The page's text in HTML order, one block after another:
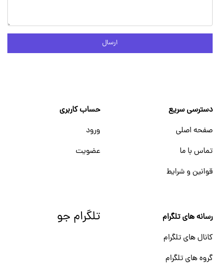
ارسال
دسترسی سریع
صفحه اصلی
تماس با ما
قوانین و شرایط
حساب کاربری
ورود
عضویت
رسانه های تلگرام
کانال های تلگرام
گروه های تلگرام
تلگرام جو